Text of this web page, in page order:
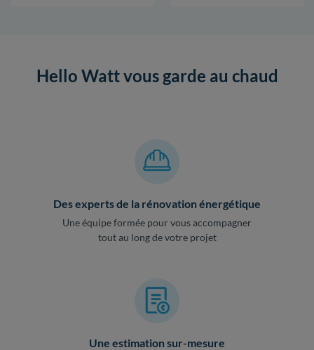
Hello Watt vous garde au chaud
Des experts de la rénovation énergétique
Une équipe formée pour vous accompagner
tout au long de votre projet
Une estimation sur-mesure